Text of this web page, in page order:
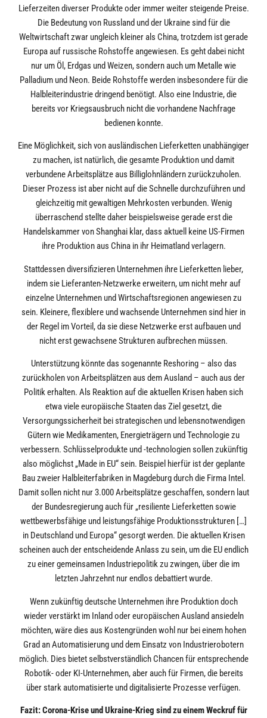
Lieferzeiten diverser Produkte oder immer weiter steigende Preise.
Die Bedeutung von Russland und der Ukraine sind für die
Weltwirtschaft zwar ungleich kleiner als China, trotzdem ist gerade
Europa auf russische Rohstoffe angewiesen. Es geht dabei nicht
nur um Öl, Erdgas und Weizen, sondern auch um Metalle wie
Palladium und Neon. Beide Rohstoffe werden insbesondere für die
Halbleiterindustrie dringend benötigt. Also eine Industrie, die
bereits vor Kriegsausbruch nicht die vorhandene Nachfrage
bedienen konnte.
Eine Möglichkeit, sich von ausländischen Lieferketten unabhängiger
zu machen, ist natürlich, die gesamte Produktion und damit
verbundene Arbeitsplätze aus Billiglohnländern zurückzuholen.
Dieser Prozess ist aber nicht auf die Schnelle durchzuführen und
gleichzeitig mit gewaltigen Mehrkosten verbunden. Wenig
überraschend stellte daher beispielsweise gerade erst die
Handelskammer von Shanghai klar, dass aktuell keine US-Firmen
ihre Produktion aus China in ihr Heimatland verlagern.
Stattdessen diversifizieren Unternehmen ihre Lieferketten lieber,
indem sie Lieferanten-Netzwerke erweitern, um nicht mehr auf
einzelne Unternehmen und Wirtschaftsregionen angewiesen zu
sein. Kleinere, flexiblere und wachsende Unternehmen sind hier in
der Regel im Vorteil, da sie diese Netzwerke erst aufbauen und
nicht erst gewachsene Strukturen aufbrechen müssen.
Unterstützung könnte das sogenannte Reshoring – also das
zurückholen von Arbeitsplätzen aus dem Ausland – auch aus der
Politik erhalten. Als Reaktion auf die aktuellen Krisen haben sich
etwa viele europäische Staaten das Ziel gesetzt, die
Versorgungssicherheit bei strategischen und lebensnotwendigen
Gütern wie Medikamenten, Energieträgern und Technologie zu
verbessern. Schlüsselprodukte und -technologien sollen zukünftig
also möglichst „Made in EU“ sein. Beispiel hierfür ist der geplante
Bau zweier Halbleiterfabriken in Magdeburg durch die Firma Intel.
Damit sollen nicht nur 3.000 Arbeitsplätze geschaffen, sondern laut
der Bundesregierung auch für „resiliente Lieferketten sowie
wettbewerbsfähige und leistungsfähige Produktionsstrukturen […]
in Deutschland und Europa“ gesorgt werden. Die aktuellen Krisen
scheinen auch der entscheidende Anlass zu sein, um die EU endlich
zu einer gemeinsamen Industriepolitik zu zwingen, über die im
letzten Jahrzehnt nur endlos debattiert wurde.
Wenn zukünftig deutsche Unternehmen ihre Produktion doch
wieder verstärkt im Inland oder europäischen Ausland ansiedeln
möchten, wäre dies aus Kostengründen wohl nur bei einem hohen
Grad an Automatisierung und dem Einsatz von Industrierobotern
möglich. Dies bietet selbstverständlich Chancen für entsprechende
Robotik- oder KI-Unternehmen, aber auch für Firmen, die bereits
über stark automatisierte und digitalisierte Prozesse verfügen.
Fazit: Corona-Krise und Ukraine-Krieg sind zu einem Weckruf für